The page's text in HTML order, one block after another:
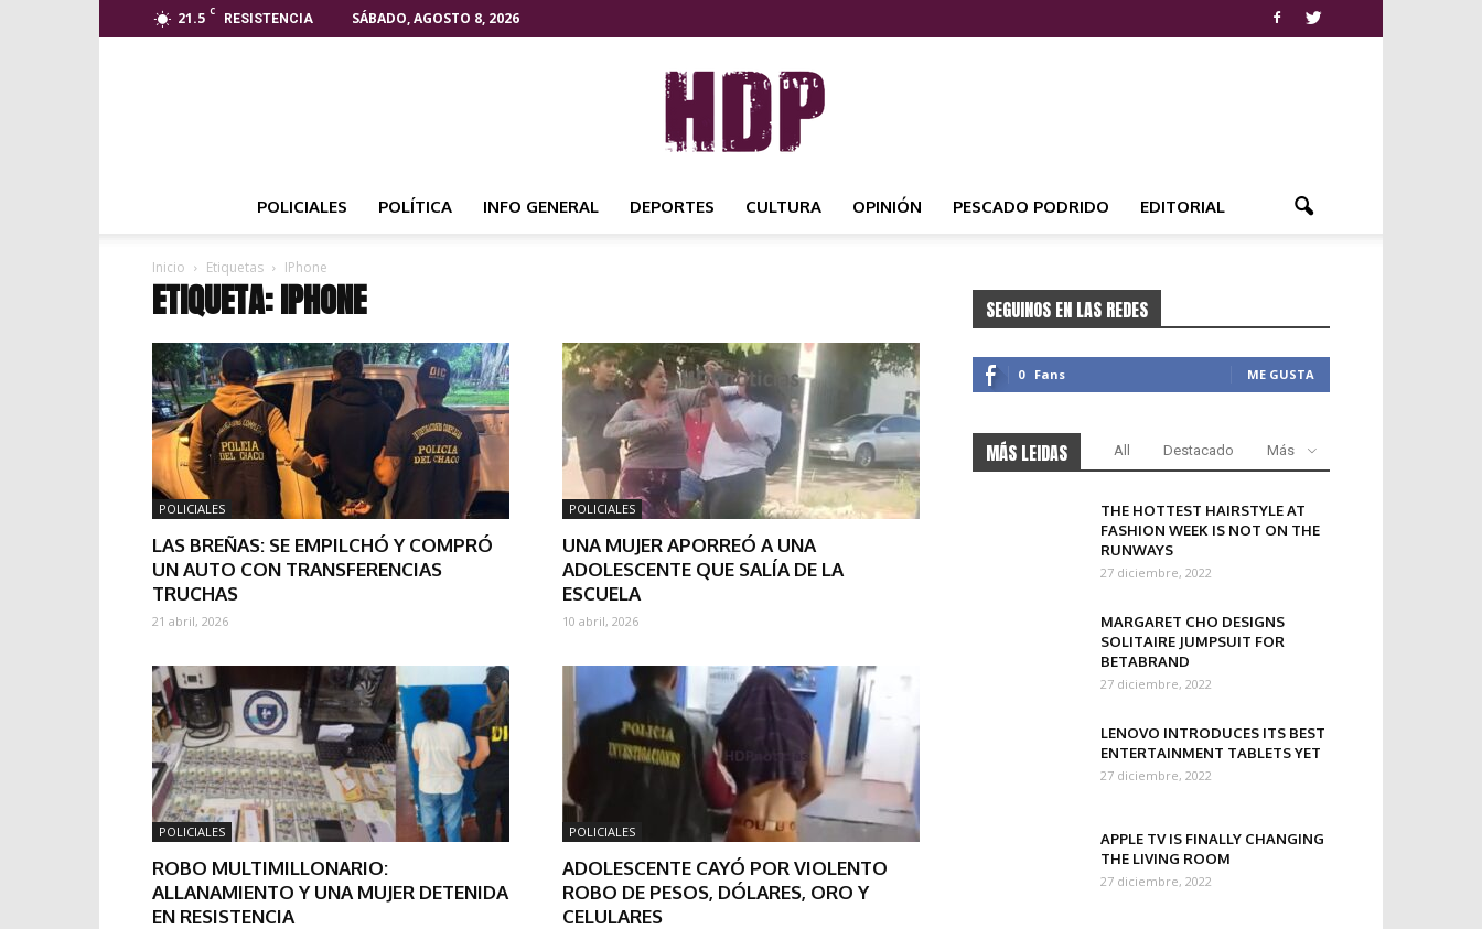
21.5 C
RESISTENCIA SÁBADO, AGOSTO 8, 2026
NOTICIAS
POLICIALES POLÍTICA INFO GENERAL DEPORTES CULTURA OPINIÓN PESCADO PODRIDO EDITORIAL
Inicio Etiquetas IPhone
ETIQUETA: IPHONE
POLICIALES
LAS BREÑAS: SE EMPILCHÓ Y COMPRÓ
UN AUTO CON TRANSFERENCIAS
TRUCHAS
21 abril, 2026
POLICIALES
UNA MUJER APORREÓ A UNA
ADOLESCENTE QUE SALÍA DE LA
ESCUELA
10 abril, 2026
POLICIALES
ROBO MULTIMILLONARIO:
ALLANAMIENTO Y UNA MUJER DETENIDA
EN RESISTENCIA
POLICIALES
ADOLESCENTE CAYÓ POR VIOLENTO
ROBO DE PESOS, DÓLARES, ORO Y
CELULARES
SEGUINOS EN LAS REDES
0 Fans ME GUSTA
MÁS LEIDAS All Destacado Más
THE HOTTEST HAIRSTYLE AT
FASHION WEEK IS NOT ON THE
RUNWAYS
27 diciembre, 2022
MARGARET CHO DESIGNS
SOLITAIRE JUMPSUIT FOR
BETABRAND
27 diciembre, 2022
LENOVO INTRODUCES ITS BEST
ENTERTAINMENT TABLETS YET
27 diciembre, 2022
APPLE TV IS FINALLY CHANGING
THE LIVING ROOM
27 diciembre, 2022